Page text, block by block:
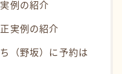
例の紹介
実例の紹介
（野坂）に予約は